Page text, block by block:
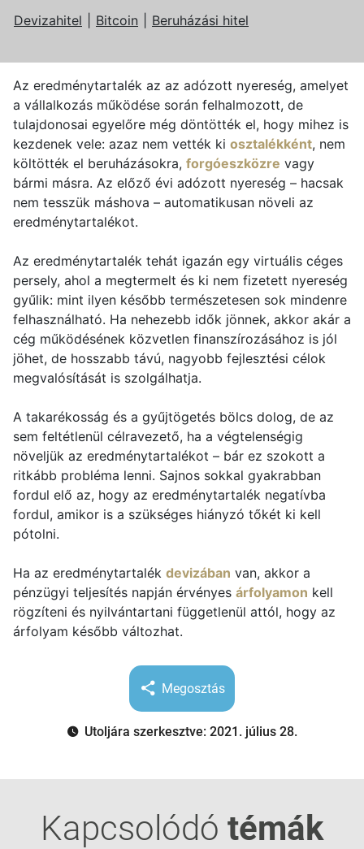
Devizahitel
Bitcoin Beruházási hitel
Az eredménytartalék az az adózott nyereség, amelyet
a vállalkozás működése során felhalmozott, de
tulajdonosai egyelőre még döntötték el, hogy mihez is
kezdenek vele: azaz nem vették ki osztalékként, nem
költötték el beruházásokra, forgóeszközre vagy
bármi másra. Az előző évi adózott nyereség – hacsak
nem tesszük máshova – automatikusan növeli az
eredménytartalékot.
Az eredménytartalék tehát igazán egy virtuális céges
persely, ahol a megtermelt és ki nem fizetett nyereség
gyűlik: mint ilyen később természetesen sok mindenre
felhasználható. Ha nehezebb idők jönnek, akkor akár a
cég működésének közvetlen finanszírozásához is jól
jöhet, de hosszabb távú, nagyobb fejlesztési célok
megvalósítását is szolgálhatja.
A takarékosság és a gyűjtögetés bölcs dolog, de az
sem feltétlenül célravezető, ha a végtelenségig
növeljük az eredménytartalékot – bár ez szokott a
ritkább probléma lenni. Sajnos sokkal gyakrabban
fordul elő az, hogy az eredménytartalék negatívba
fordul, amikor is a szükséges hiányzó tőkét ki kell
pótolni.
Ha az eredménytartalék devizában van, akkor a
pénzügyi teljesítés napján érvényes árfolyamon kell
rögzíteni és nyilvántartani függetlenül attól, hogy az
árfolyam később változhat.
Megosztás
Utoljára szerkesztve: 2021. július 28.
Kapcsolódó témák